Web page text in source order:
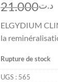
د.ت21.000
ELGYDIUM
la
Rupture de stock
UGS : 565